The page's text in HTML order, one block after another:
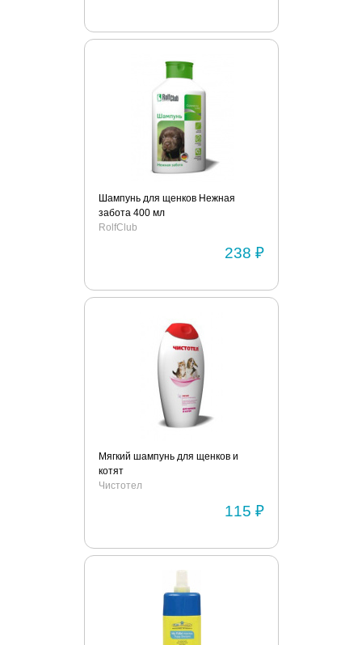
Шампунь для щенков Нежная
забота 400 мл
RolfClub
238 ₽
Мягкий шампунь для щенков и
котят
Чистотел
115 ₽